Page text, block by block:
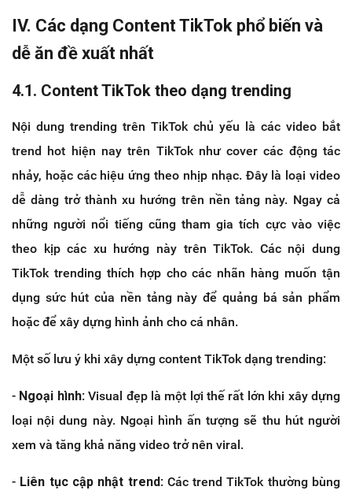
IV. Các dạng Content TikTok phổ biến và
dễ ăn đề xuất nhất
4.1. Content TikTok theo dạng trending
Nội dung trending trên TikTok chủ yếu là các video bắt
trend hot hiện nay trên TikTok như cover các động tác
nhảy, hoặc các hiệu ứng theo nhịp nhạc. Đây là loại video
dễ dàng trở thành xu hướng trên nền tảng này. Ngay cả
những người nổi tiếng cũng tham gia tích cực vào việc
theo kịp các xu hướng này trên TikTok. Các nội dung
TikTok trending thích hợp cho các nhãn hàng muốn tận
dụng sức hút của nền tảng này để quảng bá sản phẩm
hoặc để xây dựng hình ảnh cho cá nhân.
Một số lưu ý khi xây dựng content TikTok dạng trending:
- Ngoại hình: Visual đẹp là một lợi thế rất lớn khi xây dựng
loại nội dung này. Ngoại hình ấn tượng sẽ thu hút người
xem và tăng khả năng video trở nên viral.
- Liên tục cập nhật trend: Các trend TikTok thường bùng